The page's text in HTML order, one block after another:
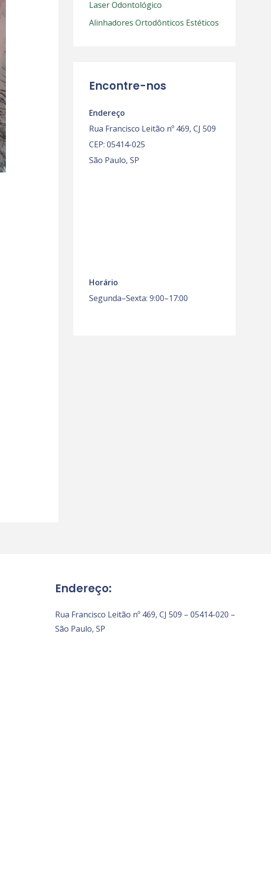
r
p
Laser Odontológico
Alinhadores Ortodônticos Estéticos
Encontre-nos
Endereço
Rua Francisco Leitão nº 469, CJ 509
CEP: 05414-025
São Paulo, SP
Horário
Segunda–Sexta: 9:00–17:00
Endereço:
Rua Francisco Leitão nº 469, CJ 509 – 05414-020 –
São Paulo, SP